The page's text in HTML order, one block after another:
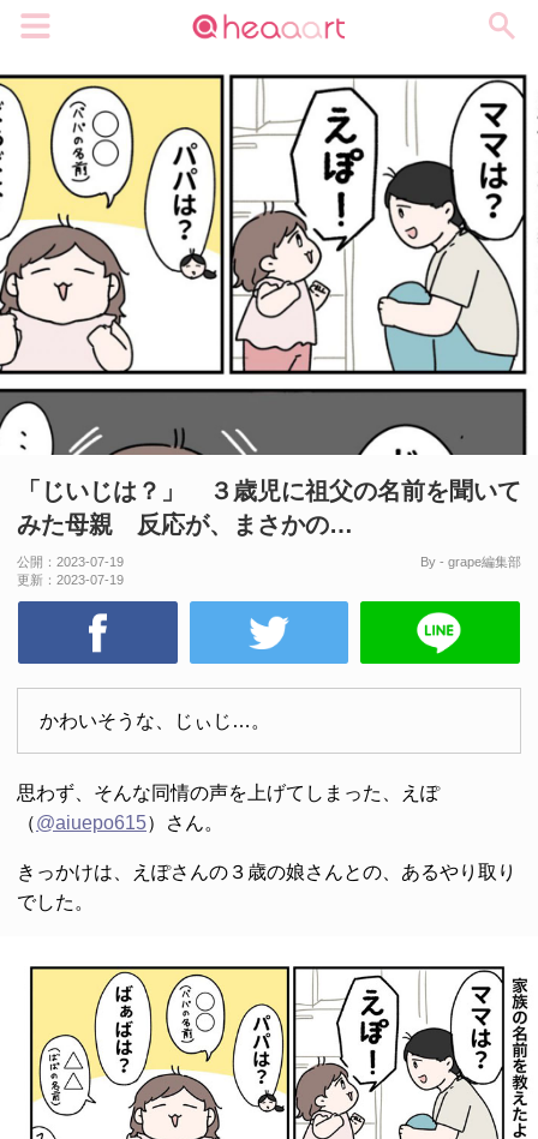
「じいじは？」 ３歳児に祖父の名前を聞いて
みた母親 反応が、まさかの…
公開： 2023-07-19
更新： 2023-07-19
By - grape編集部
かわいそうな、じぃじ…。
思わず、そんな同情の声を上げてしまった、えぽ
（@aiuepo615）さん。
きっかけは、えぽさんの３歳の娘さんとの、あるやり取り
でした。